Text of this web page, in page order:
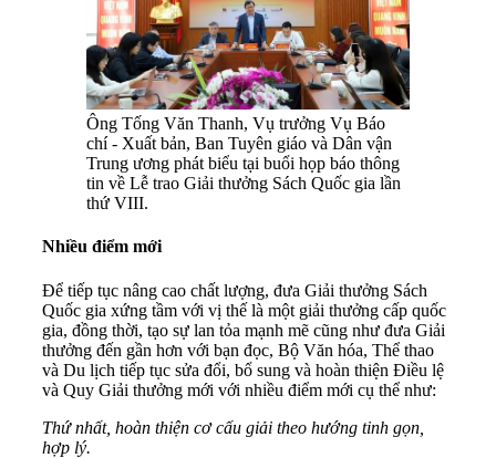
Ông Tống Văn Thanh, Vụ trưởng Vụ Báo
chí - Xuất bản, Ban Tuyên giáo và Dân vận
Trung ương phát biểu tại buổi họp báo thông
tin về Lễ trao Giải thưởng Sách Quốc gia lần
thứ VIII.
Nhiều điểm mới
Để tiếp tục nâng cao chất lượng, đưa Giải thưởng Sách
Quốc gia xứng tầm với vị thế là một giải thưởng cấp quốc
gia, đồng thời, tạo sự lan tỏa mạnh mẽ cũng như đưa Giải
thưởng đến gần hơn với bạn đọc, Bộ Văn hóa, Thể thao
và Du lịch tiếp tục sửa đổi, bổ sung và hoàn thiện Điều lệ
và Quy Giải thưởng mới với nhiều điểm mới cụ thể như:
Thứ nhất, hoàn thiện cơ cấu giải theo hướng tinh gọn,
hợp lý.